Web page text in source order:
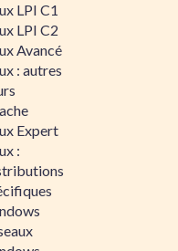
LPI C1
LPI C2
Avancé
: autres
Expert
: